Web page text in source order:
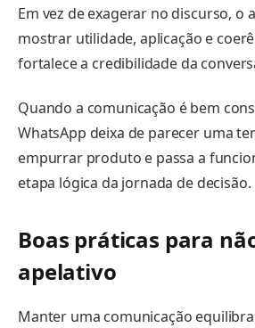
Em vez de exagerar no discurso, o
mostrar utilidade, aplicação e
fortalece a credibilidade da
Quando a comunicação é bem
WhatsApp deixa de parecer uma
empurrar produto e passa a
etapa lógica da jornada de decisão.
Boas práticas para
apelativo
Manter uma comunicação